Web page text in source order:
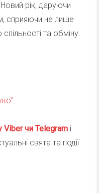
рік, даруючи
сприяючи не лише
та обміну.
Viber чи Telegram і
свята та події